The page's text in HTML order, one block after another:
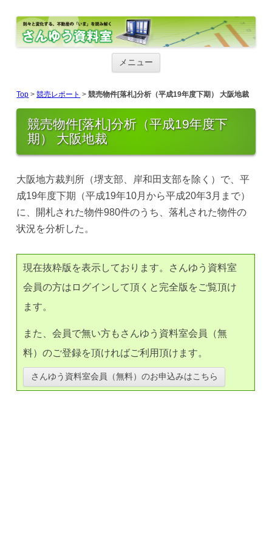
メニュー
ツ
ス
キ
ッ
Top >競売レポート >競売物件[落札]分析（平成19年度下期） 大阪地裁
競売物件[落札]分析（平成19年度下
期） 大阪地裁
大阪地方裁判所（堺支部、岸和田支部を除く）で、平
成19年度下期（平成19年10月から平成20年3月まで）
に、開札された物件980件のうち、落札された物件の
状況を分析した。
現在抜粋版を表示しております。さんゆう資料室
会員の方はログインして頂くと完全版をご覧頂け
ます。
また、会員で無い方もさんゆう資料室会員（無
料）のご登録を頂ければご利用頂けます。